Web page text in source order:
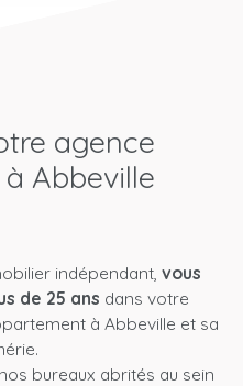
agence
Abbeville
indépendant, vous
de 25 ans dans votre
à Abbeville et sa
bureaux abrités au sein